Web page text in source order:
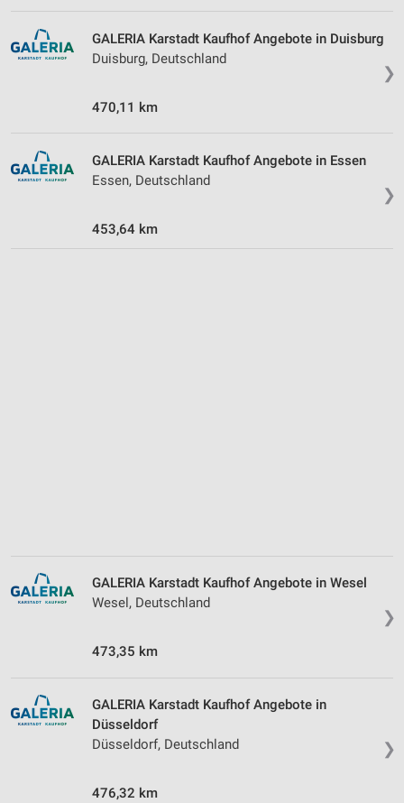
❯
GALERIA Karstadt Kaufhof Angebote in Duisburg
Duisburg, Deutschland
470,11 km
❯
GALERIA Karstadt Kaufhof Angebote in Essen
Essen, Deutschland
453,64 km
❯
GALERIA Karstadt Kaufhof Angebote in Wesel
Wesel, Deutschland
473,35 km
❯
GALERIA Karstadt Kaufhof Angebote in
Düsseldorf
Düsseldorf, Deutschland
476,32 km
Analyse von Zielgruppen durch Statistiken oder
Kombinationen von Daten aus verschiedenen
Verwendung reduzierter Daten zur Auswahl von
Inhalten
Verwendung genauer Standortdaten